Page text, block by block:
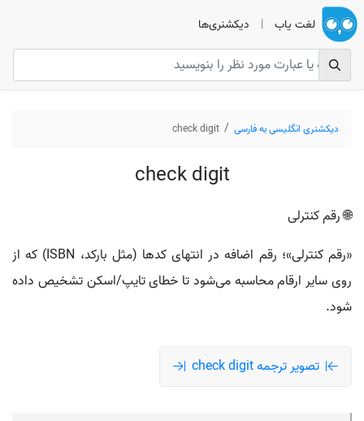
لغت یاب | دیکشنری‌ها
دیکشنری انگلیسی به فارسی check digit
check digit
🌐 رقم کنترلی
«رقم کنترلی»؛ رقم اضافه در انتهای کدها (مثل بارکد، ISBN) که از
روی سایر ارقام محاسبه می‌شود تا خطای تایپ/اسکن تشخیص داده
شود.
تصویر ترجمه check digit